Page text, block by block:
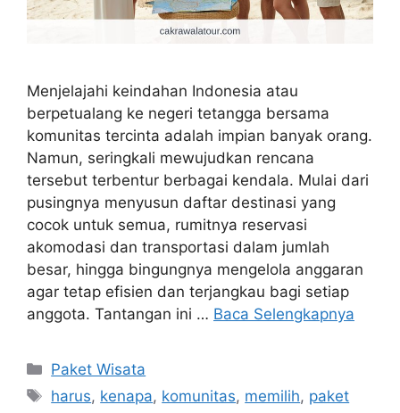
Menjelajahi keindahan Indonesia atau
berpetualang ke negeri tetangga bersama
komunitas tercinta adalah impian banyak orang.
Namun, seringkali mewujudkan rencana
tersebut terbentur berbagai kendala. Mulai dari
pusingnya menyusun daftar destinasi yang
cocok untuk semua, rumitnya reservasi
akomodasi dan transportasi dalam jumlah
besar, hingga bingungnya mengelola anggaran
agar tetap efisien dan terjangkau bagi setiap
anggota. Tantangan ini … Baca Selengkapnya
Kategori
Paket Wisata
Tag
harus, kenapa, komunitas, memilih, paket